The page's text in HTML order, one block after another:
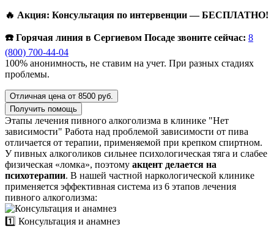
🔥 Акция: Консультация по интервенции — БЕСПЛАТНО!
☎️ Горячая линия в Сергиевом Посаде звоните сейчас: 8
(800) 700-44-04
100% анонимность, не ставим на учет. При разных стадиях
проблемы.
Отличная цена от 8500 руб.
Получить помощь
Этапы лечения пивного алкоголизма в клинике "Нет
зависимости" Работа над проблемой зависимости от пива
отличается от терапии, применяемой при крепком спиртном.
У пивных алкоголиков сильнее психологическая тяга и слабее
физическая «ломка», поэтому акцент делается на
психотерапии. В нашей частной наркологической клинике
применяется эффективная система из 6 этапов лечения
пивного алкоголизма:
1️⃣ Консультация и анамнез